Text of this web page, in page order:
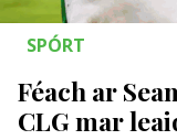
SPÓRT
Féach ar
CLG mar